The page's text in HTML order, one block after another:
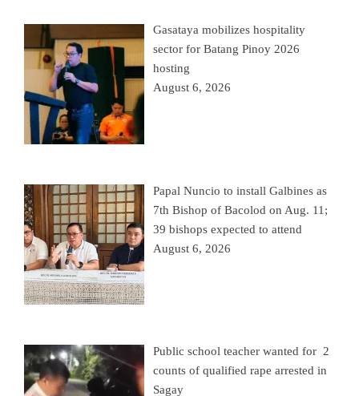
Gasataya mobilizes hospitality
sector for Batang Pinoy 2026
hosting
August 6, 2026
Papal Nuncio to install Galbines as
7th Bishop of Bacolod on Aug. 11;
39 bishops expected to attend
August 6, 2026
Public school teacher wanted for 2
counts of qualified rape arrested in
Sagay